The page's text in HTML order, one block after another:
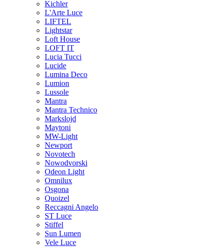
Kichler
L'Arte Luce
LIFTEL
Lightstar
Loft House
LOFT IT
Lucia Tucci
Lucide
Lumina Deco
Lumion
Lussole
Mantra
Mantra Technico
Markslojd
Maytoni
MW-Light
Newport
Novotech
Nowodvorski
Odeon Light
Omnilux
Osgona
Quoizel
Reccagni Angelo
ST Luce
Stiffel
Sun Lumen
Vele Luce